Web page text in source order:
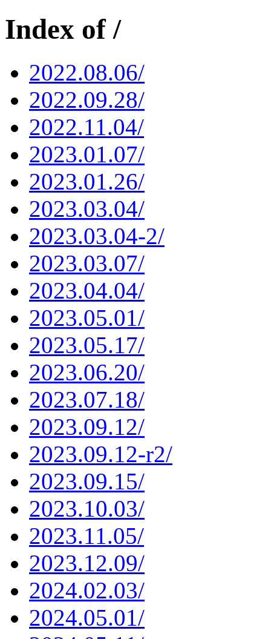
Index of /
2022.08.06/
2022.09.28/
2022.11.04/
2023.01.07/
2023.01.26/
2023.03.04/
2023.03.04-2/
2023.03.07/
2023.04.04/
2023.05.01/
2023.05.17/
2023.06.20/
2023.07.18/
2023.09.12/
2023.09.12-r2/
2023.09.15/
2023.10.03/
2023.11.05/
2023.12.09/
2024.02.03/
2024.05.01/